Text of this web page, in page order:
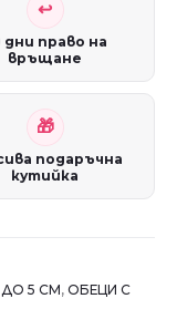
дни право на
връщане
подаръчна
кутийка
5 СМ, ОБЕЦИ С